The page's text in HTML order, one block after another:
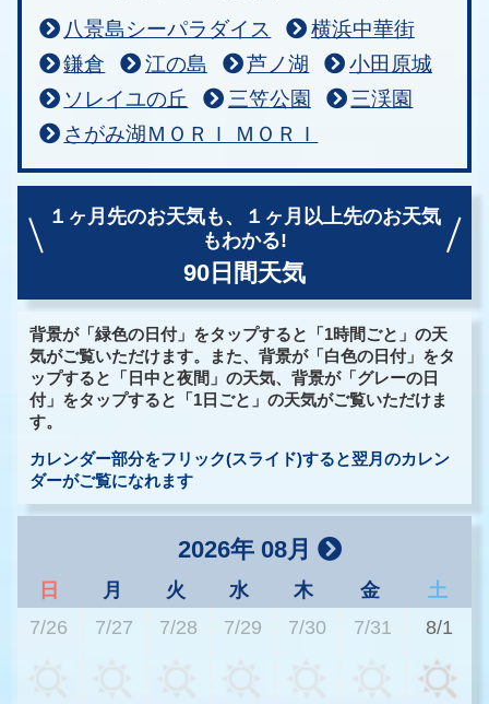
八景島シーパラダイス
横浜中華街
鎌倉
江の島 芦ノ湖
小田原城
ソレイユの丘
三笠公園
三渓園
さがみ湖ＭＯＲＩ ＭＯＲＩ
１ヶ月先のお天気も、
１ヶ月以上先のお天気
もわかる!
90日間天気
背景が「緑色の日付」をタップすると「1時間ごと」の天
気がご覧いただけます。また、背景が「白色の日付」をタ
ップすると「日中と夜間」の天気、背景が「グレーの日
付」をタップすると「1日ごと」の天気がご覧いただけま
す。
カレンダー部分をフリック(スライド)すると翌月のカレン
ダーがご覧になれます
2026年 08月
日 月 火 水 木 金
土
7/26
7/27 7/28 7/29 7/30 7/31 8/1